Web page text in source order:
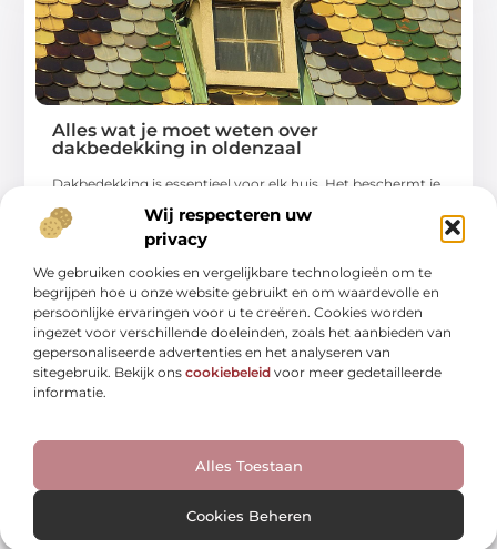
Wij respecteren uw
privacy
We gebruiken cookies en vergelijkbare technologieën om te
begrijpen hoe u onze website gebruikt en om waardevolle en
persoonlijke ervaringen voor u te creëren. Cookies worden
ingezet voor verschillende doeleinden, zoals het aanbieden van
gepersonaliseerde advertenties en het analyseren van
sitegebruik. Bekijk ons cookiebeleid voor meer gedetailleerde
informatie.
Alles Toestaan
Cookies Beheren
Alles wat je moet weten over
dakbedekking in oldenzaal
Dakbedekking is essentieel voor elk huis. Het beschermt je
...
WINKELEN